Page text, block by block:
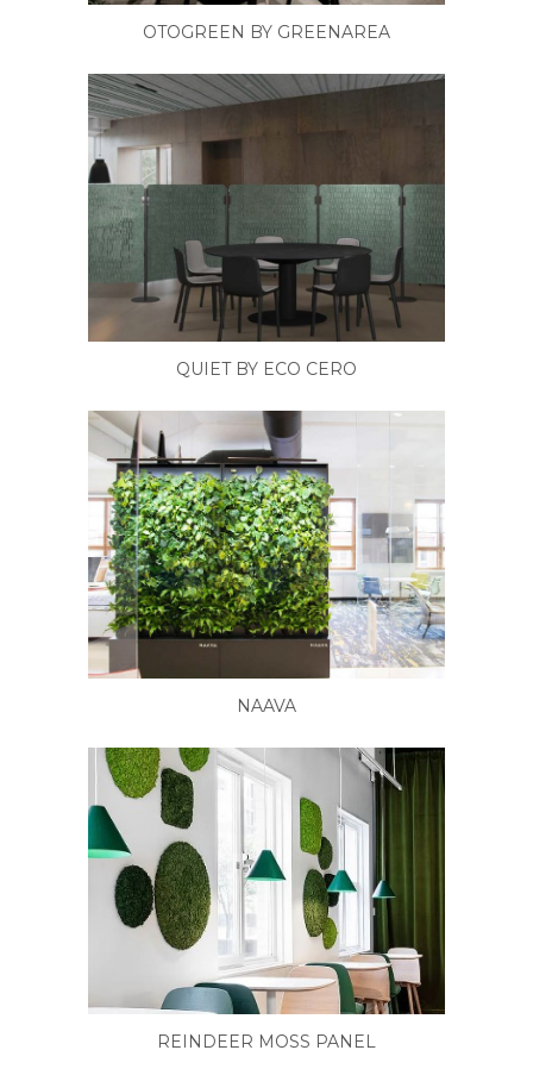
OTOGREEN BY GREENAREA
QUIET BY ECO CERO
NAAVA
REINDEER MOSS PANEL